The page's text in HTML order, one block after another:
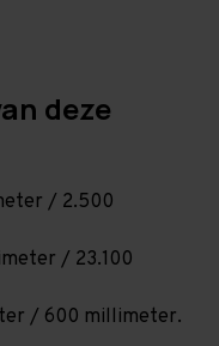
deze
/ 2.500
/ 23.100
/ 600 millimeter.